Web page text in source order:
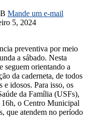
Mande um e-mail
5, 2024
preventiva por meio
a sábado. Nesta
seguem orientando a
da caderneta, de todos
e idosos. Para isso, os
da Família (USFs),
16h, o Centro Municipal
que atendem no período